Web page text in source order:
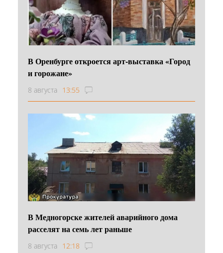
В Оренбурге откроется арт-выставка «Город
и горожане»
8 августа 13:55
В Медногорске жителей аварийного дома
расселят на семь лет раньше
8 августа 12:18